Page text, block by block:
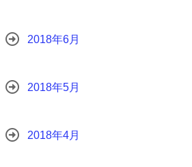
2018年6月
2018年5月
2018年4月